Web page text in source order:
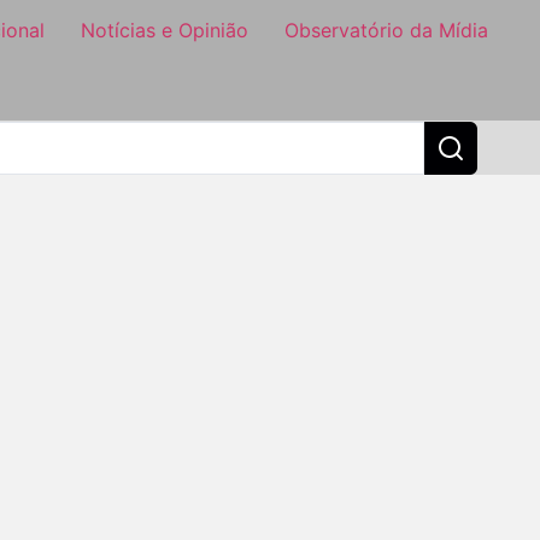
Notícias e Opinião Observatório da Mídia